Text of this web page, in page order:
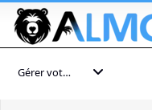
Gérer votre compte